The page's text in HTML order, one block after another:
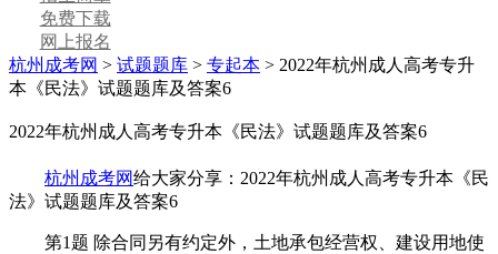
免费下载
网上报名
杭州成考网 > 试题题库 > 专起本 > 2022年杭州成人高考专升
本《民法》试题题库及答案6
2022年杭州成人高考专升本《民法》试题题库及答案6
杭州成考网给大家分享：2022年杭州成人高考专升本《民
法》试题题库及答案6
第1题 除合同另有约定外，土地承包经营权、建设用地使